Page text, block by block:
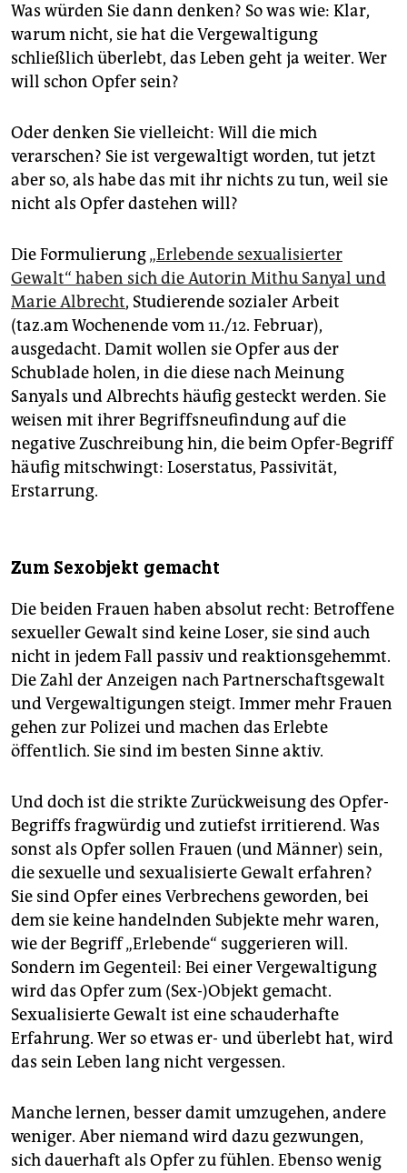
Was würden Sie dann denken? So was wie: Klar,
warum nicht, sie hat die Vergewaltigung
schließlich überlebt, das Leben geht ja weiter. Wer
will schon Opfer sein?
Oder denken Sie vielleicht: Will die mich
verarschen? Sie ist vergewaltigt worden, tut jetzt
aber so, als habe das mit ihr nichts zu tun, weil sie
nicht als Opfer dastehen will?
Die Formulierung„Erlebende sexualisierter
Gewalt“ haben sich die Autorin Mithu Sanyal und
Marie Albrecht, Studierende sozialer Arbeit
(taz.am Wochenende vom 11./12. Februar),
ausgedacht. Damit wollen sie Opfer aus der
Schublade holen, in die diese nach Meinung
Sanyals und Albrechts häufig gesteckt werden. Sie
weisen mit ihrer Begriffsneufindung auf die
negative Zuschreibung hin, die beim Opfer-Begriff
häufig mitschwingt: Loserstatus, Passivität,
Erstarrung.
Zum Sexobjekt gemacht
Die beiden Frauen haben absolut recht: Betroffene
sexueller Gewalt sind keine Loser, sie sind auch
nicht in jedem Fall passiv und reaktionsgehemmt.
Die Zahl der Anzeigen nach Partnerschaftsgewalt
und Vergewaltigungen steigt. Immer mehr Frauen
gehen zur Polizei und machen das Erlebte
öffentlich. Sie sind im besten Sinne aktiv.
Und doch ist die strikte Zurückweisung des Opfer-
Begriffs fragwürdig und zutiefst irritierend. Was
sonst als Opfer sollen Frauen (und Männer) sein,
die sexuelle und sexualisierte Gewalt erfahren?
Sie sind Opfer eines Verbrechens geworden, bei
dem sie keine handelnden Subjekte mehr waren,
wie der Begriff „Erlebende“ suggerieren will.
Sondern im Gegenteil: Bei einer Vergewaltigung
wird das Opfer zum (Sex-)Objekt gemacht.
Sexualisierte Gewalt ist eine schauderhafte
Erfahrung. Wer so etwas er- und überlebt hat, wird
das sein Leben lang nicht vergessen.
Manche lernen, besser damit umzugehen, andere
weniger. Aber niemand wird dazu gezwungen,
sich dauerhaft als Opfer zu fühlen. Ebenso wenig